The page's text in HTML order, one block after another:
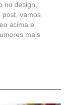
no design,
post, vamos
acima e
mais